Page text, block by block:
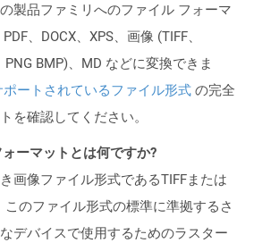
製品ファミリへのファイル フォーマ
、DOCX、XPS、画像 (TIFF、
PNG BMP)、MD などに変換できま
ポートされているファイル形式 の完全
を確認してください。
ォーマットとは何ですか?
画像ファイル形式であるTIFFまたは
このファイル形式の標準に準拠するさ
デバイスで使用するためのラスター